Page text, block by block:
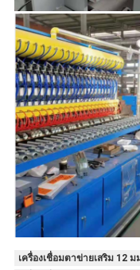
เครื่องเชื่อมตาข่ายเสริม 12 ม